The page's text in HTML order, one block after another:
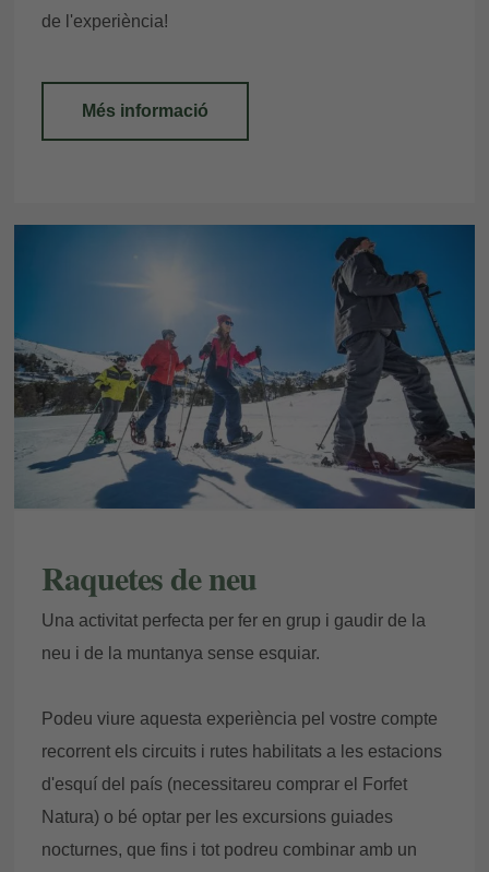
de l'experiència!
Més informació
Raquetes de neu
Una activitat perfecta per fer en grup i gaudir de la
neu i de la muntanya sense esquiar.
Podeu viure aquesta experiència pel vostre compte
recorrent els circuits i rutes habilitats a les estacions
d'esquí del país (necessitareu comprar el Forfet
Natura) o bé optar per les excursions guiades
nocturnes, que fins i tot podreu combinar amb un